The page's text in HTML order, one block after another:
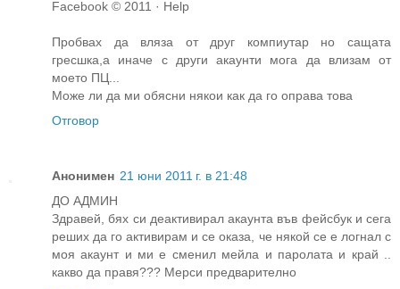
Facebook © 2011 · Help
Пробвах да вляза от друг компиутар но сащата
гресшка,а иначе с други акаунти мога да влизам от
моето ПЦ...
Може ли да ми обясни някои как да го оправа това
Отговор
Анонимен 21 юни 2011 г. в 21:48
ДО АДМИН
Здравей, бях си деактивирал акаунта във фейсбук и сега
реших да го активирам и се оказа, че някой се е логнал с
моя акаунт и ми е сменил мейла и паролата и край ..
какво да правя??? Мерси предварително